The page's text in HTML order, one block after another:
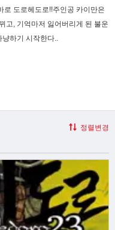
도로헤도로!!주인공 카이만은
고, 기억마저 잃어버리게 된 불운
하기 시작한다..
정렬변경